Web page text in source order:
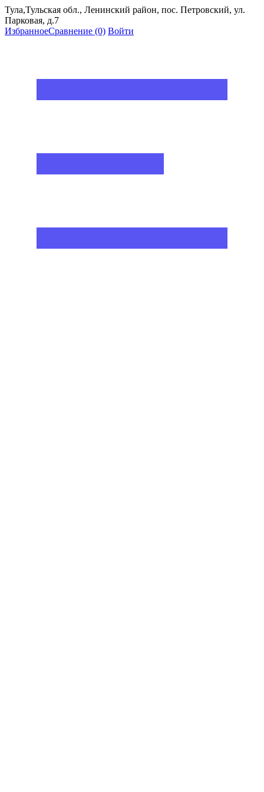
Тула,Тульская обл., Ленинский район, пос. Петровский, ул.
Парковая, д.7
ИзбранноеСравнение (0) Войти